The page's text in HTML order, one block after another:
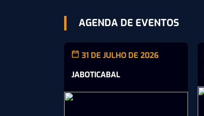
AGENDA DE EVENTOS
31 DE JULHO DE 2026
JABOTICABAL